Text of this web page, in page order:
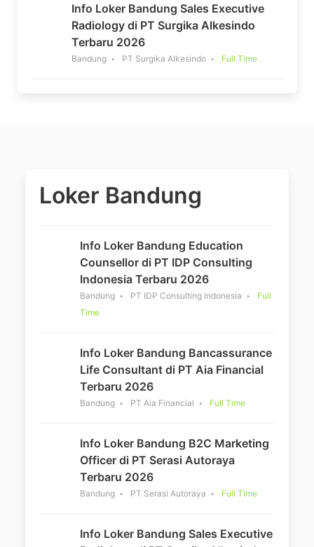
Info Loker Bandung Sales Executive
Radiology di PT Surgika Alkesindo
Terbaru 2026
Bandung PT Surgika Alkesindo Full Time
Loker Bandung
Info Loker Bandung Education
Counsellor di PT IDP Consulting
Indonesia Terbaru 2026
Bandung PT IDP Consulting Indonesia
Full
Time
Info Loker Bandung Bancassurance
Life Consultant di PT Aia Financial
Terbaru 2026
Bandung PT Aia Financial Full Time
Info Loker Bandung B2C Marketing
Officer di PT Serasi Autoraya
Terbaru 2026
Bandung PT Serasi Autoraya Full Time
Info Loker Bandung Sales Executive